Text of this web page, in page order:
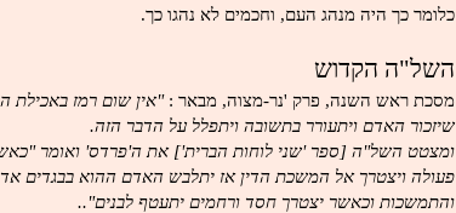
כלומר כך היה מנהג העם, וחכמים לא נהגו כך.
השל"ה הקדוש
מסכת ראש השנה, פרק 'נר-מצוה, מבאר : "אין שום רמז באכילת
שיזכור האדם ויתעורר בתשובה ויתפלל על הדבר הזה.
ומצטט השל"ה [ספר 'שני לוחות הברית'] את ה'פרדס' ואומר
פעולה ויצטרך אל המשכת הדין אז יתלבש האדם ההוא בבגדים
והתמשכות וכאשר יצטרך חסד ורחמים יתעטף לבנים"..